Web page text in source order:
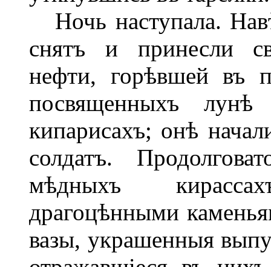
Ночь наступала.
снятъ и принесли
нефти, горѣвшей въ
посвященныхъ лунѣ
кипарисахъ; онѣ
солдатъ.
мѣдныхъ
драгоцѣнными
вазы, украшенныя